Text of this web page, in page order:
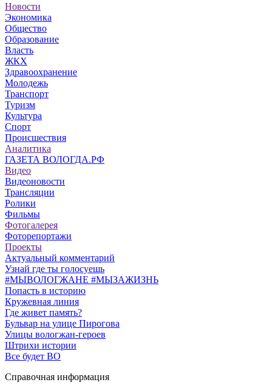
Новости
Экономика
Общество
Образование
Власть
ЖКХ
Здравоохранение
Молодежь
Транспорт
Туризм
Культура
Спорт
Происшествия
Аналитика
ГАЗЕТА ВОЛОГДА.РФ
Видео
Видеоновости
Трансляции
Ролики
Фильмы
Фотогалерея
Фоторепортажи
Проекты
Актуальный комментарий
Узнай где ты голосуешь
#МЫВОЛОГЖАНЕ #МЫЗАЖИЗНЬ
Попасть в историю
Кружевная линия
Где живет память?
Бульвар на улице Пирогова
Улицы вологжан-героев
Штрихи истории
Все будет ВО
Справочная информация